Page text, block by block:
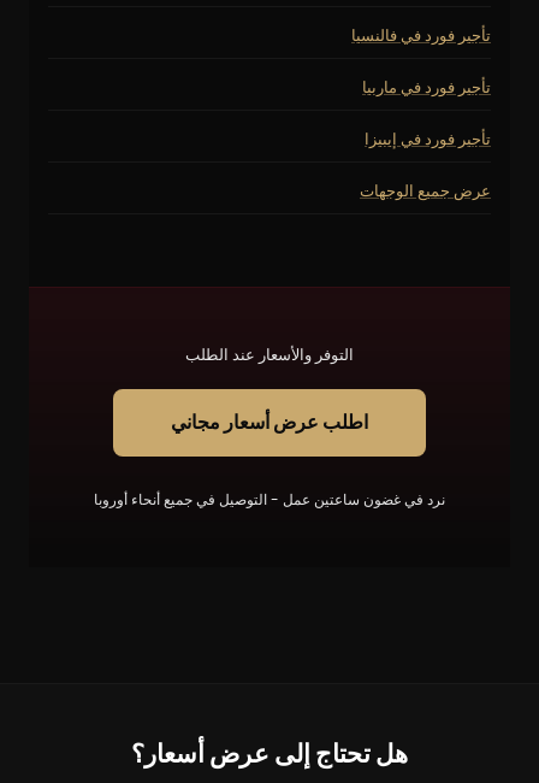
تأجير فورد في فالنسيا
تأجير فورد في ماربيا
تأجير فورد في إيبيزا
عرض جميع الوجهات
التوفر والأسعار عند الطلب
اطلب عرض أسعار مجاني
نرد في غضون ساعتين عمل - التوصيل في جميع أنحاء أوروبا
هل تحتاج إلى عرض أسعار؟